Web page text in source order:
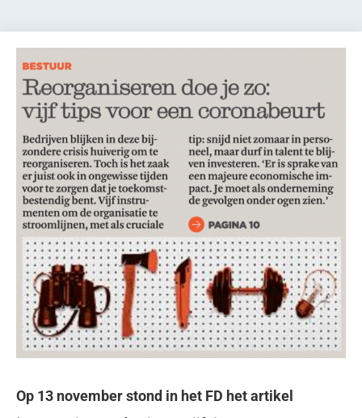
Op 13 november stond in het FD het artikel